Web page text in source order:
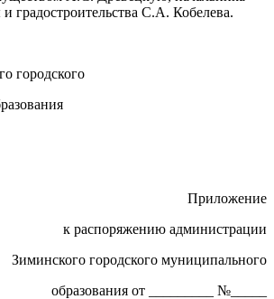
градостроительства С.А. Кобелева.
городского
образования
Приложение
к распоряжению администрации
Зиминского городского муниципального
образования от _________ №_____